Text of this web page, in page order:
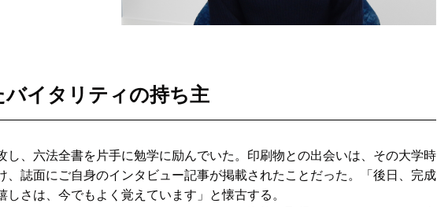
イタリティの持ち主
、六法全書を片手に勉学に励んでいた。印刷物との出会いは、その大学時
、誌面にご自身のインタビュー記事が掲載されたことだった。「後日、完成
さは、今でもよく覚えています」と懐古する。